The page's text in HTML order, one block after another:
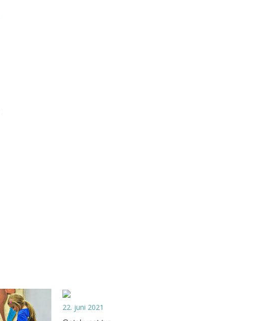
22. juni 2021